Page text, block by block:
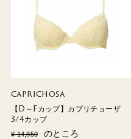
CAPRICHOSA
【D～Fカップ】カプリチョーザ
3/4カップ
¥ 14,850 のところ